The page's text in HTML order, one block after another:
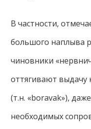
В частности,
большого наплыва
чиновники
оттягивают выдачу
(т.н. «boravak»),
необходимых